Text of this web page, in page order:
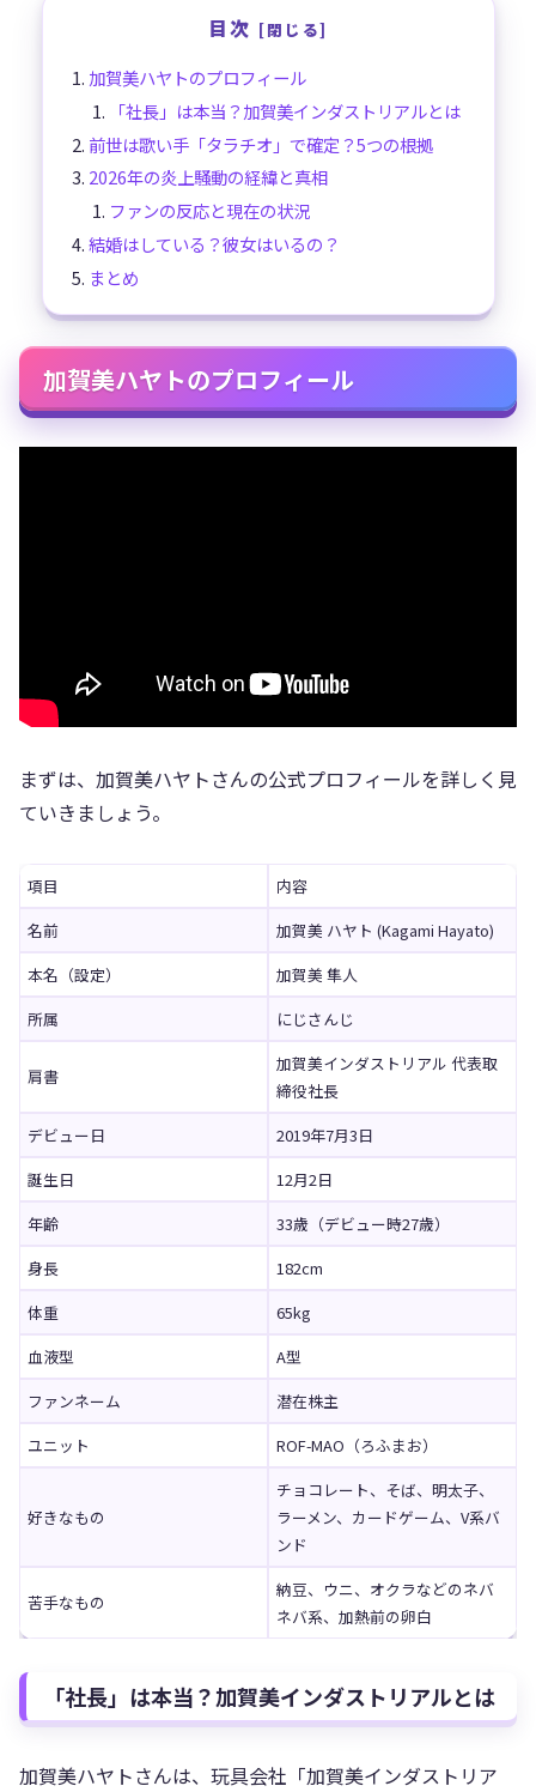
目次
加賀美ハヤトのプロフィール
「社長」は本当？加賀美インダストリアルとは
前世は歌い手「タラチオ」で確定？5つの根拠
2026年の炎上騒動の経緯と真相
ファンの反応と現在の状況
結婚はしている？彼女はいるの？
まとめ
加賀美ハヤトのプロフィール
まずは、加賀美ハヤトさんの公式プロフィールを詳しく見
ていきましょう。
項目
内容
名前
加賀美 ハヤト (Kagami Hayato)
本名（設定）
加賀美 隼人
所属
にじさんじ
肩書
加賀美インダストリアル 代表取
締役社長
デビュー日
2019年7月3日
誕生日
12月2日
年齢
33歳（デビュー時27歳）
身長
182cm
体重
65kg
血液型
A型
ファンネーム
潜在株主
ユニット
ROF-MAO（ろふまお）
好きなもの
チョコレート、そば、明太子、
ラーメン、カードゲーム、V系バ
ンド
苦手なもの
納豆、ウニ、オクラなどのネバ
ネバ系、加熱前の卵白
「社長」は本当？加賀美インダストリアルとは
加賀美ハヤトさんは、玩具会社「加賀美インダストリア